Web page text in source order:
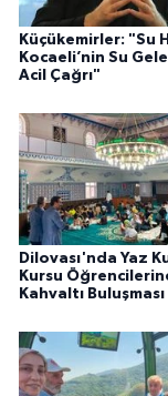
Küçükemirler: "Su
Kocaeli’nin Su
Acil Çağrı"
Dilovası'nda Yaz
Kursu
Kahvaltı Buluşması